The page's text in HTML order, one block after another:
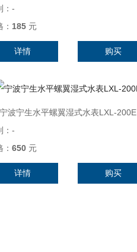
-
185 元
详情 购买
宁波宁生水平螺翼湿式水表LXL-200E
-
650 元
详情 购买